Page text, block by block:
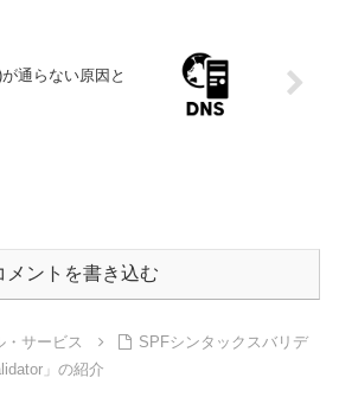
通らない原因と
メントを書き込む
・サービス
SPFシンタックスバリデ
」の紹介